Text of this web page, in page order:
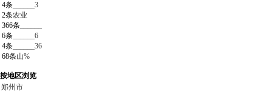
4条 ______3
2条农业
366条
6条 ______6
4条 ______36
68条山%
按地区浏览
郑州市